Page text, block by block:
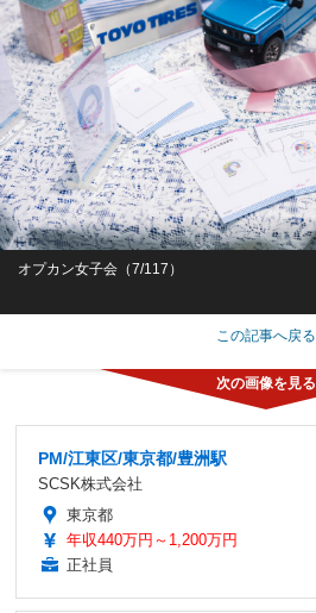
オプカン女子会（7/117）
この記事へ戻る
PM/江東区/東京都/豊洲駅
SCSK株式会社
東京都
年収440万円～1,200万円
正社員